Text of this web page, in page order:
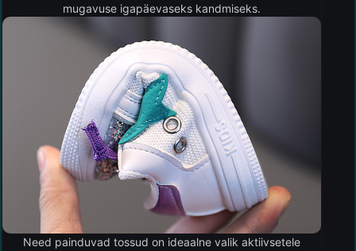
mugavuse igapäevaseks kandmiseks.
Need painduvad tossud on ideaalne valik aktiivsetele